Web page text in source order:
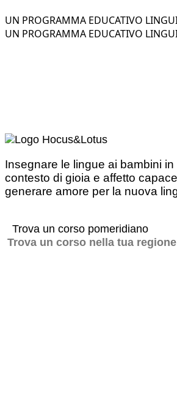
UN PROGRAMMA EDUCATIVO
UN PROGRAMMA EDUCATIVO
Insegnare le lingue ai bambini in
contesto di gioia e affetto
generare amore per la nuova
Trova un corso pomeridiano
Trova un corso nella tua